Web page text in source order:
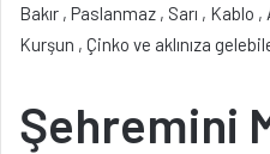
Bakır , Paslanmaz , Sarı , Kablo
Kurşun , Çinko ve aklınıza
Şehremini